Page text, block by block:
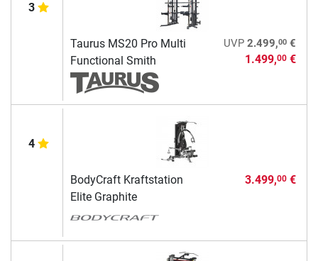
3
Taurus MS20 Pro Multi
Functional Smith
UVP 2.499,00€
1.499,00€
4
BodyCraft Kraftstation
Elite Graphite
3.499,00€